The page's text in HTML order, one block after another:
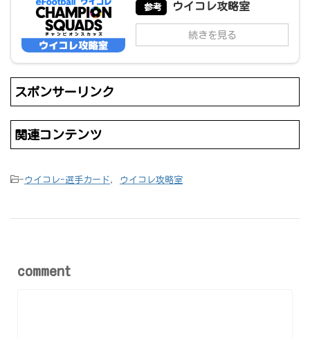
参考 ウイコレ攻略室
続きを見る
スポンサーリンク
関連コンテンツ
-ウイコレ-選手カード, ウイコレ攻略室
comment